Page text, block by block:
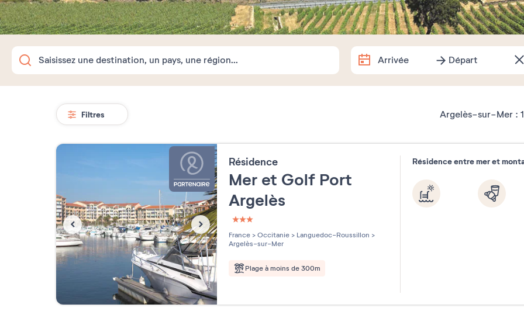
Arrivée Départ
1 semaine 2 semaines 1
Souhaitez-vous préciser ?
2026
Argelès-sur-Mer : 1
Filtres
Résidence
Mer et Golf Port
Argelès
3 étoiles sur 5
France > Occitanie > Languedoc-Roussillon >
Argelès-sur-Mer
Plage à moins de 300m
Résidence entre mer et